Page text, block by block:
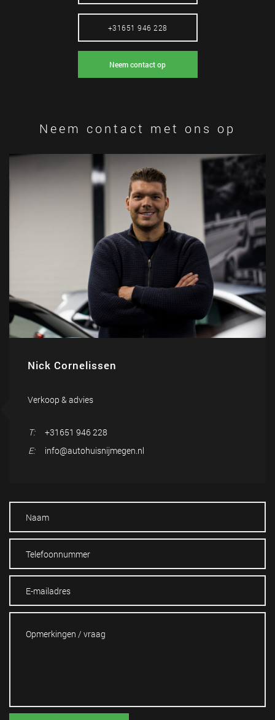
+31651 946 228
Neem contact op
Neem contact met ons op
Nick Cornelissen
Verkoop & advies
T:
+31651 946 228
E:
info@autohuisnijmegen.nl